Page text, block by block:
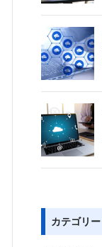
カテゴリー